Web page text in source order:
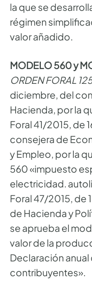
la que se
régimen
valor añadido.
MODELO 560 y
ORDEN FORAL
diciembre, del
Hacienda, por la
Foral 41/2015, de
consejera de
y Empleo, por la
560 «impuesto
electricidad.
Foral 47/2015, de
de Hacienda y
se aprueba el
valor de la
Declaración
contribuyentes».